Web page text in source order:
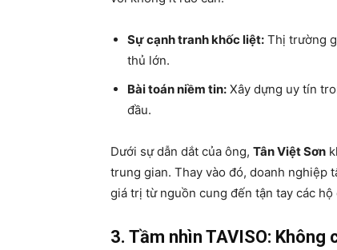
Sự cạnh tranh khốc liệt: Thị trường
thủ lớn.
Bài toán niềm tin: Xây dựng uy tín
đầu.
Dưới sự dẫn dắt của ông, Tân Việt Sơn
trung gian. Thay vào đó, doanh nghiệp
giá trị từ nguồn cung đến tận tay các
3. Tầm nhìn TAVISO: Không